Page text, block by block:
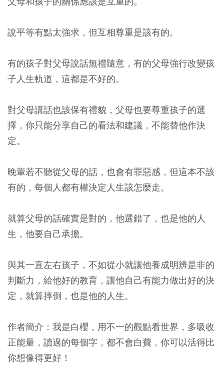
說平等有點太強求，但互相尊重是該有的。
有的孩子對父母說話無禮隨意，有的父母強行改變孩
子人生軌道，這都是不好的。
對父母講話也該保有禮貌，父母也要尊重孩子的選
擇，你只能分享自己的看法和建議，不能替他作決
定。
晚輩若不聽從父母的話，也會有罪惡感，但這本不該
有的，每個人都有權決定人生該怎麼走。
就算父母的話確實是對的，他選錯了，也是他的人
生，他要自己承擔。
與其一直左右孩子，不如從小就讓他養成明辨是非的
判斷力，給他好的教育，讓他自己有能力做出好的決
定，就算摔倒，也是他的人生。
作者簡介：我是白櫻，用不一的觀點看世界，多吸收
正能量，讀過的每個字，都不會白費，你可以活得比
你想像得更好！